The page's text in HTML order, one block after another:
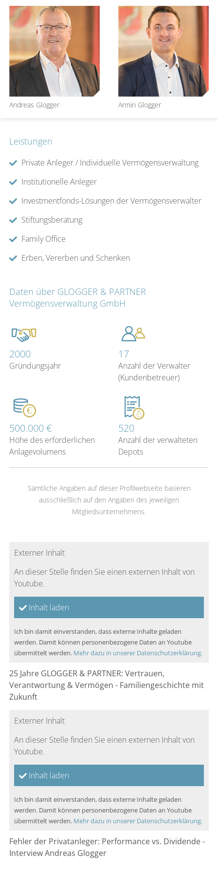
Andreas Glogger Armin Glogger
Leistungen
Private Anleger / Individuelle Vermögensverwaltung
Institutionelle Anleger
Investmentfonds-Lösungen der Vermögensverwalter
Stiftungsberatung
Family Office
Erben, Vererben und Schenken
Daten über GLOGGER & PARTNER
Vermögensverwaltung GmbH
2000
Gründungsjahr
17
Anzahl der Verwalter
(Kundenbetreuer)
500.000 €
Höhe des erforderlichen
Anlagevolumens
520
Anzahl der verwalteten
Depots
Sämtliche Angaben auf dieser Profilwebseite basieren
ausschließlich auf den Angaben des jeweiligen
Mitgliedsunternehmens.
Externer Inhalt
An dieser Stelle finden Sie einen externen Inhalt von
Youtube.
Inhalt laden
Ich bin damit einverstanden, dass externe Inhalte geladen
werden. Damit können personenbezogene Daten an Youtube
übermittelt werden. Mehr dazu in unserer Datenschutzerklärung.
25 Jahre GLOGGER & PARTNER: Vertrauen,
Verantwortung & Vermögen - Familiengeschichte mit
Zukunft
Externer Inhalt
An dieser Stelle finden Sie einen externen Inhalt von
Youtube.
Inhalt laden
Ich bin damit einverstanden, dass externe Inhalte geladen
werden. Damit können personenbezogene Daten an Youtube
übermittelt werden. Mehr dazu in unserer Datenschutzerklärung.
Fehler der Privatanleger: Performance vs. Dividende -
Interview Andreas Glogger